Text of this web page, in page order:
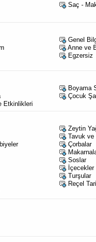
Saç -
Genel
Anne ve
Egzersiz
Boyama
Çocuk
Etkinlikleri
Zeytin
Tavuk ve
Çorbalar
Soslar
İçecekler
Turşular
Reçel